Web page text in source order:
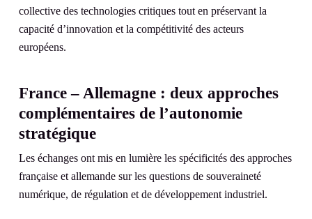
collective des technologies critiques tout en préservant la
capacité d’innovation et la compétitivité des acteurs
européens.
France – Allemagne : deux approches
complémentaires de l’autonomie
stratégique
Les échanges ont mis en lumière les spécificités des approches
française et allemande sur les questions de souveraineté
numérique, de régulation et de développement industriel.